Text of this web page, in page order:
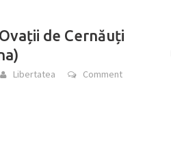
de Cernăuți
Libertatea Comment